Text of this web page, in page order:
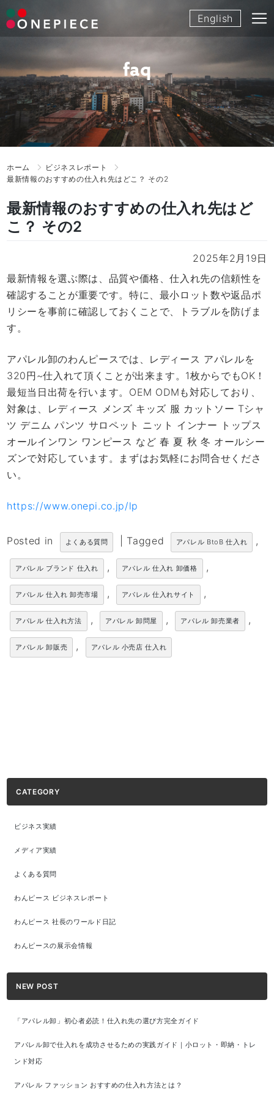
Skip
to
English
faq
ホーム
ビジネスレポート
最新情報のおすすめの仕入れ先はどこ？ その2
最新情報のおすすめの仕入れ先はど
こ？ その2
2025年2月19日
最新情報を選ぶ際は、品質や価格、仕入れ先の信頼性を
確認することが重要です。特に、最小ロット数や返品ポ
リシーを事前に確認しておくことで、トラブルを防げま
す。
アパレル卸のわんピースでは、レディース アパレルを
320円~仕入れて頂くことが出来ます。1枚からでもOK！
最短当日出荷を行います。OEM ODMも対応しており、
対象は、レディース メンズ キッズ 服 カットソー Tシャ
ツ デニム パンツ サロペット ニット インナー トップス
オールインワン ワンピース など 春 夏 秋 冬 オールシー
ズンで対応しています。まずはお気軽にお問合せくださ
い。
https://www.onepi.co.jp/lp
Posted in よくある質問 Tagged アパレル BtoB 仕入れ ,
アパレル ブランド 仕入れ , アパレル 仕入れ 卸価格 ,
アパレル 仕入れ 卸売市場 , アパレル 仕入れサイト ,
アパレル 仕入れ方法 , アパレル 卸問屋 , アパレル 卸売業者 ,
アパレル 卸販売 , アパレル 小売店 仕入れ
CATEGORY
ビジネス実績
メディア実績
よくある質問
わんピース ビジネスレポート
わんピース 社長のワールド日記
わんピースの展示会情報
NEW POST
「アパレル卸」初心者必読！仕入れ先の選び方完全ガイド
アパレル卸で仕入れを成功させるための実践ガイド｜小ロット・即納・トレ
ンド対応
アパレル ファッション おすすめの仕入れ方法とは？